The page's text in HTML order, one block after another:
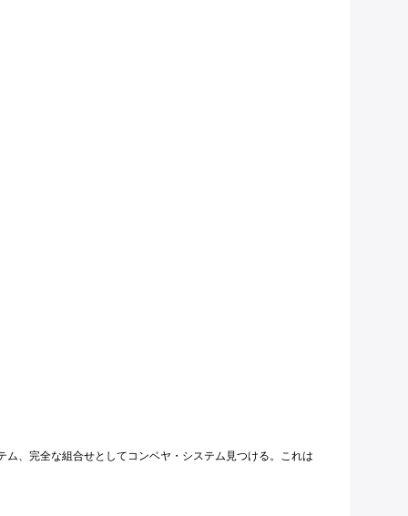
、完全な組合せとしてコンベヤ・システム見つける。これは